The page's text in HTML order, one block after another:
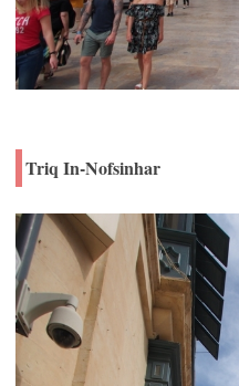
Triq In-Nofsinhar